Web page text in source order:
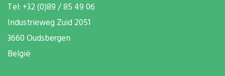
Tel: +32 (0)89 / 85 49 06
Industrieweg Zuid 2051
3660 Oudsbergen
België